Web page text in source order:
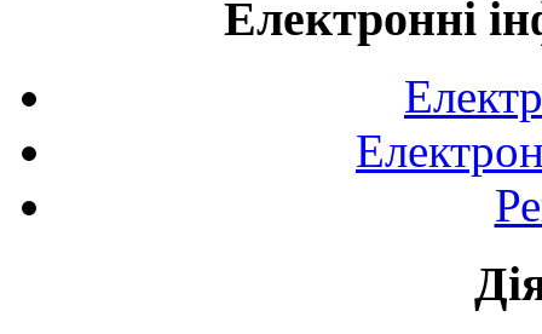
Електронні